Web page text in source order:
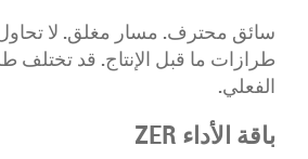
سائق محترف. مسار مغلق. لا
طرازات ما قبل الإنتاج. قد تختلف
الفعلي.
باقة الأداء ZER